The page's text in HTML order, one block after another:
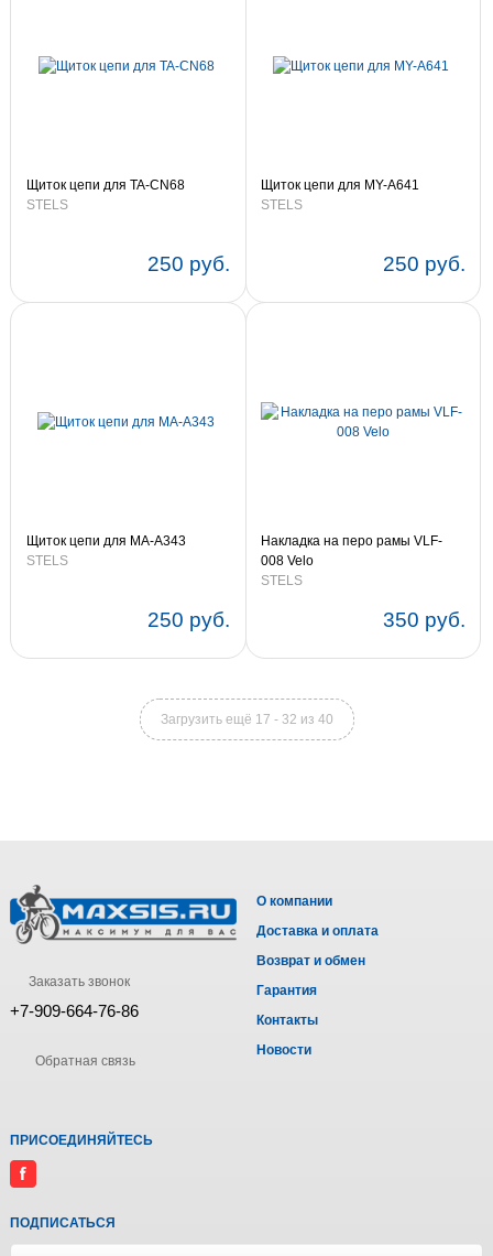
Щиток цепи для TA-CN68
STELS
250 руб.
Щиток цепи для MY-A641
STELS
250 руб.
Щиток цепи для MA-A343
STELS
250 руб.
Накладка на перо рамы VLF-
008 Velo
STELS
350 руб.
Загрузить ещё 17 - 32 из 40
Заказать звонок
+7-909-664-76-86
Обратная связь
О компании
Доставка и оплата
Возврат и обмен
Гарантия
Контакты
Новости
ПРИСОЕДИНЯЙТЕСЬ
ПОДПИСАТЬСЯ